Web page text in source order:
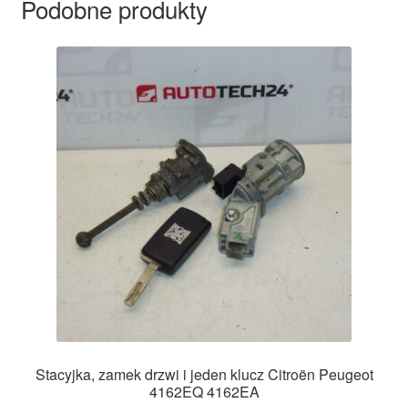
Podobne produkty
Stacyjka, zamek drzwi i jeden klucz Citroën Peugeot
4162EQ 4162EA